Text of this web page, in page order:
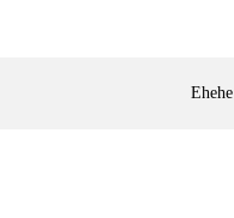
Ehehe